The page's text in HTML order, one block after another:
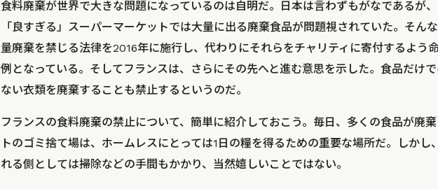
食料廃棄が世界で大きな問題になっているのは自明だ。日本は言わずもがなであるが
「良すぎる」スーパーマーケットでは大量に出る廃棄食品が問題視されていた。そん
量廃棄を禁じる法律を2016年に施行し、代わりにそれらをチャリティに寄付するよう
例となっている。そしてフランスは、さらにその先へと進む意思を示した。食品だけ
ない衣類を廃棄することも禁止するというのだ。
フランスの食料廃棄の禁止について、簡単に紹介しておこう。毎日、多くの食品が廃
トのゴミ捨て場は、ホームレスにとっては1日の糧を得るための重要な場所だ。しかし
れる側としては掃除などの手間もかかり、当然嬉しいことではない。